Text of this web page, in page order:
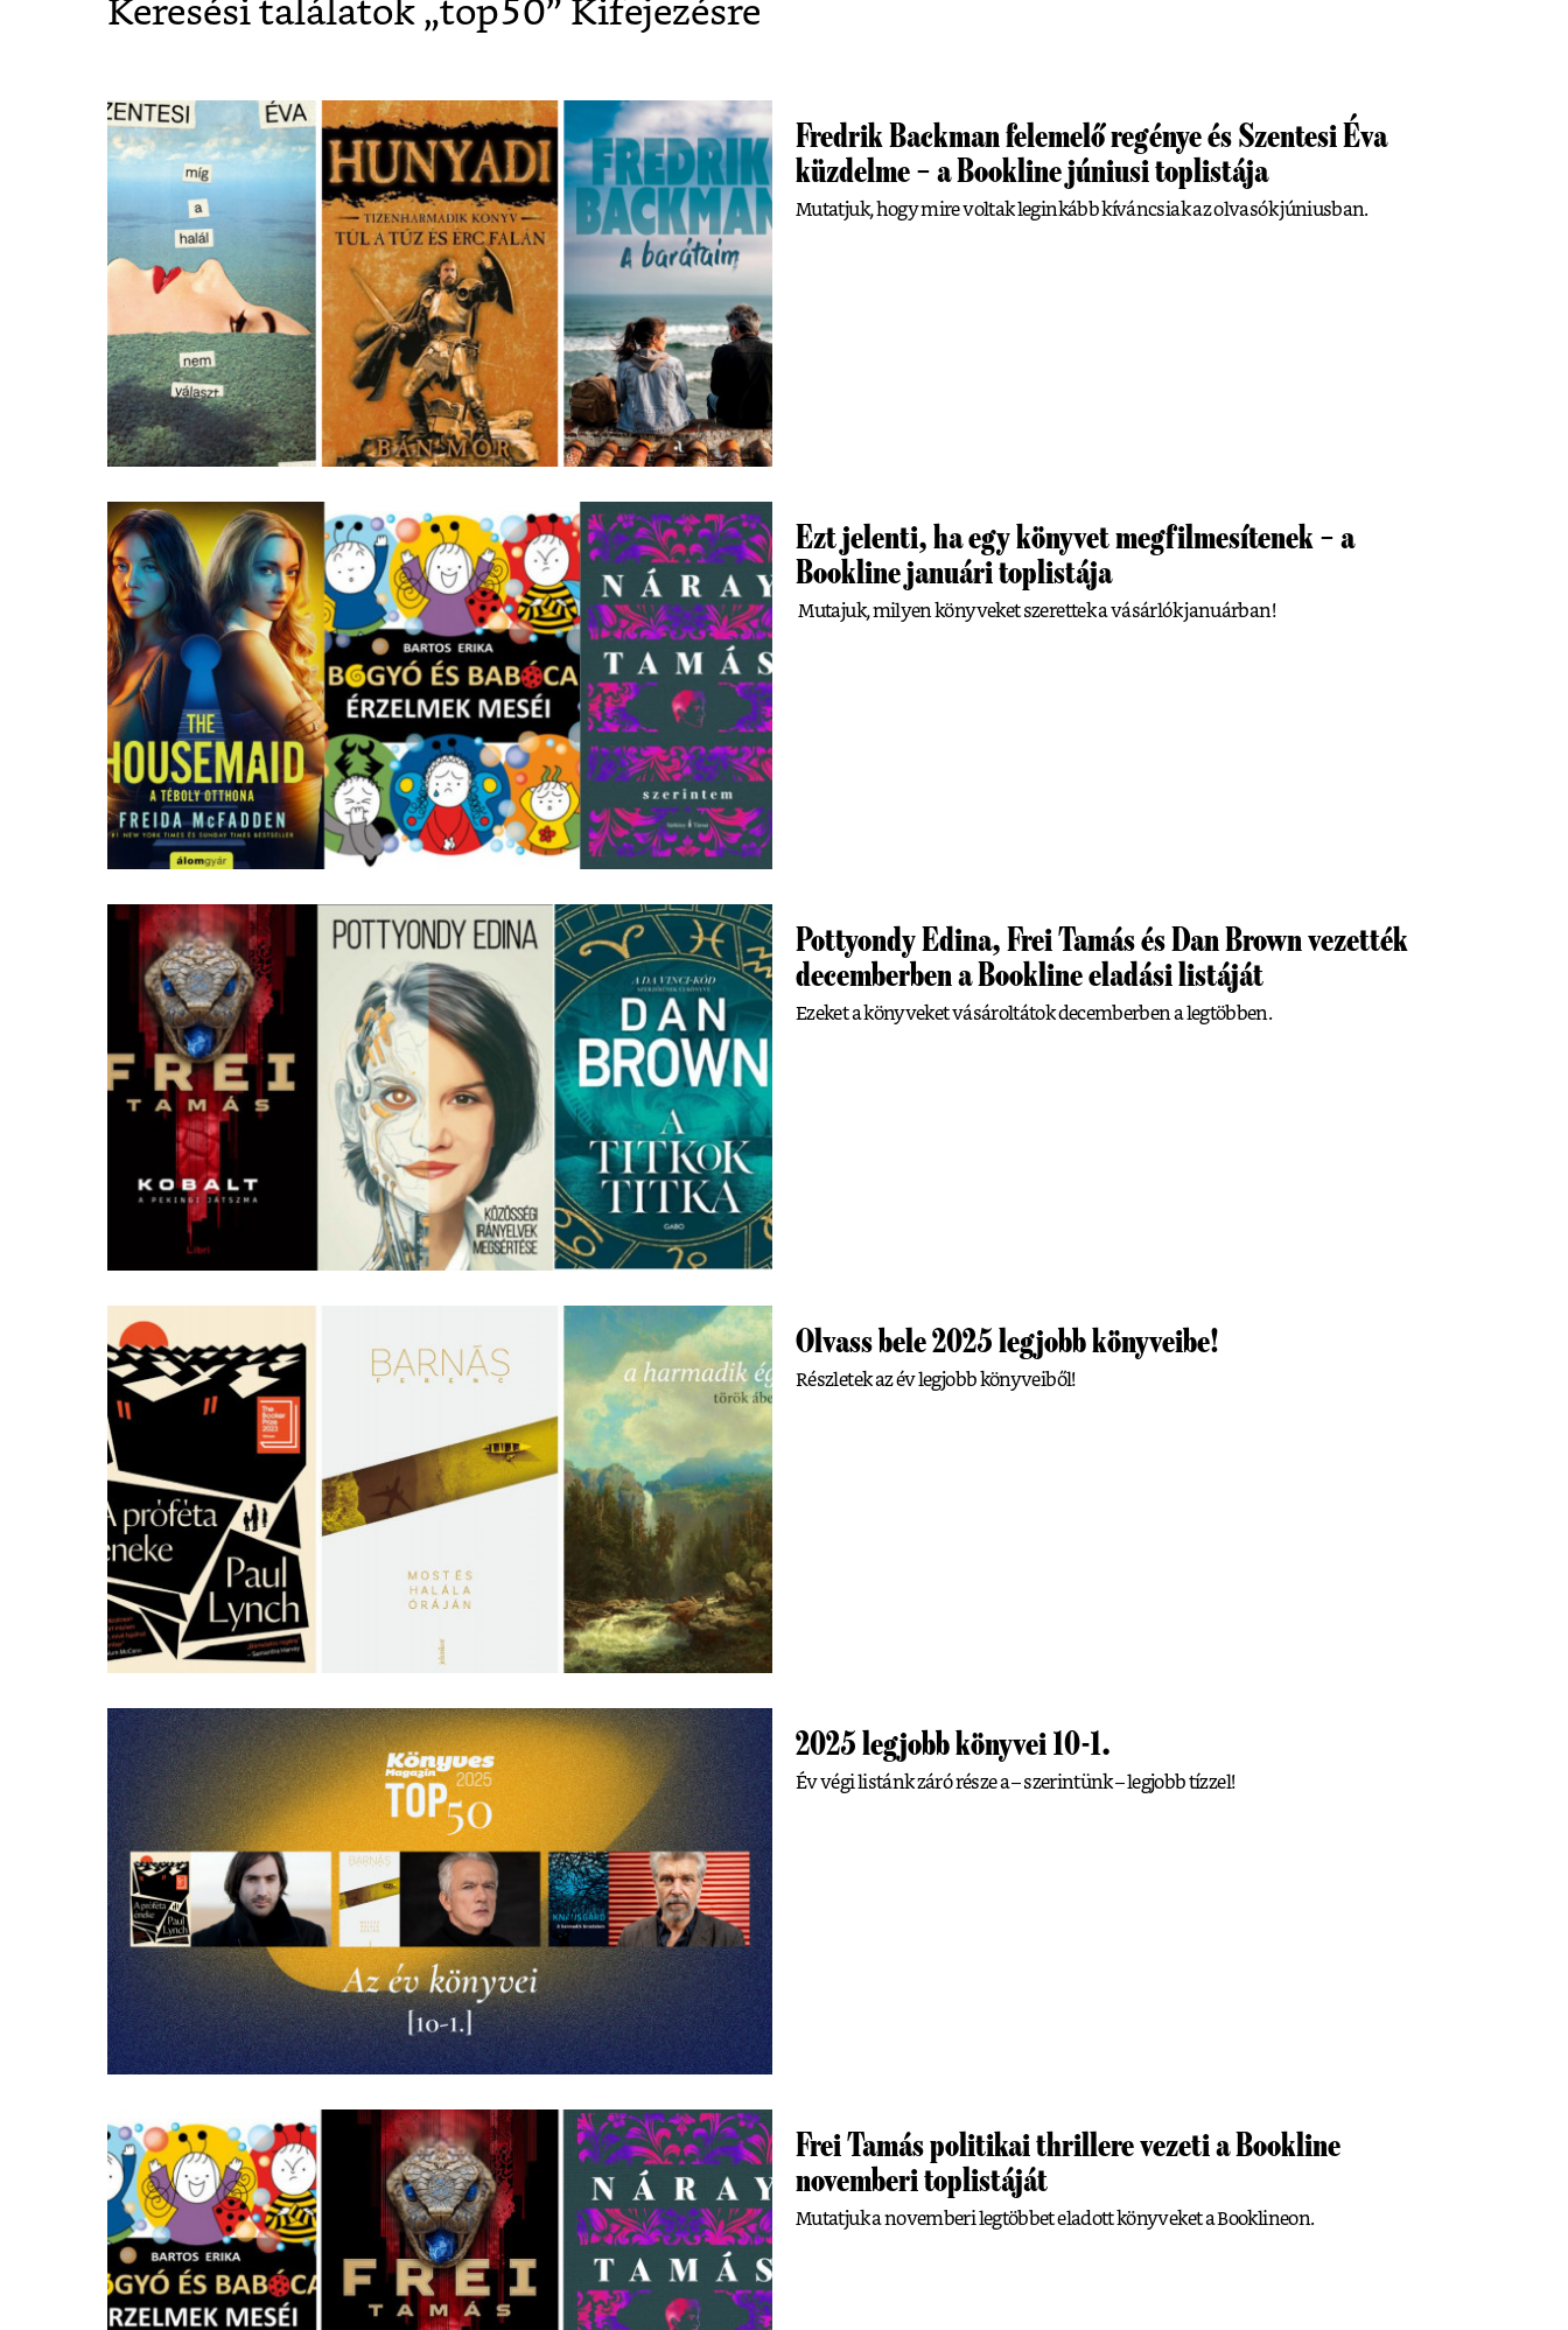
Keresési találatok „top50” Kifejezésre
Fredrik Backman felemelő regénye és Szentesi Éva
küzdelme – a Bookline júniusi toplistája
Mutatjuk, hogy mire voltak leginkább kíváncsiak az olvasók júniusban.
Ezt jelenti, ha egy könyvet megfilmesítenek – a
Bookline januári toplistája
Mutajuk, milyen könyveket szerettek a vásárlók januárban!
Pottyondy Edina, Frei Tamás és Dan Brown vezették
decemberben a Bookline eladási listáját
Ezeket a könyveket vásároltátok decemberben a legtöbben.
Olvass bele 2025 legjobb könyveibe!
Részletek az év legjobb könyveiből!
2025 legjobb könyvei 10-1.
Év végi listánk záró része a – szerintünk – legjobb tízzel!
Frei Tamás politikai thrillere vezeti a Bookline
novemberi toplistáját
Mutatjuk a novemberi legtöbbet eladott könyveket a Booklineon.